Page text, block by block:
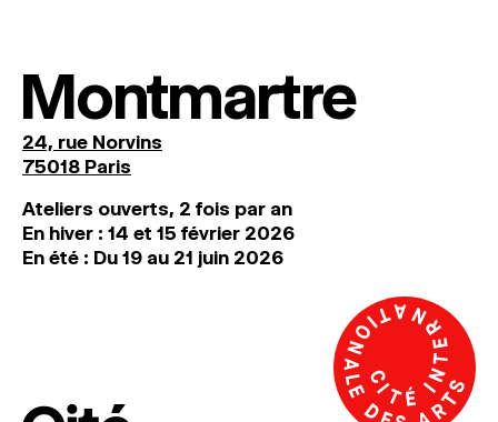
Montmartre
24, rue Norvins
75018 Paris
Ateliers ouverts, 2 fois par an
En hiver : 14 et 15 février 2026
En été : Du 19 au 21 juin 2026